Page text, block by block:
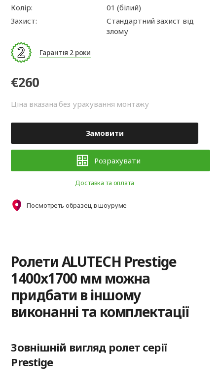
Колір:
01 (білий)
Захист:
Стандартний захист від
злому
Гарантія 2 роки
€260
Ціна вказана без урахування монтажу
Замовити
Розрахувати
Доставка та оплата
Посмотреть образец в шоуруме
Ролети ALUTECH Prestige
1400x1700 мм можна
придбати в іншому
виконанні та комплектації
Зовнішній вигляд ролет серії
Prestige